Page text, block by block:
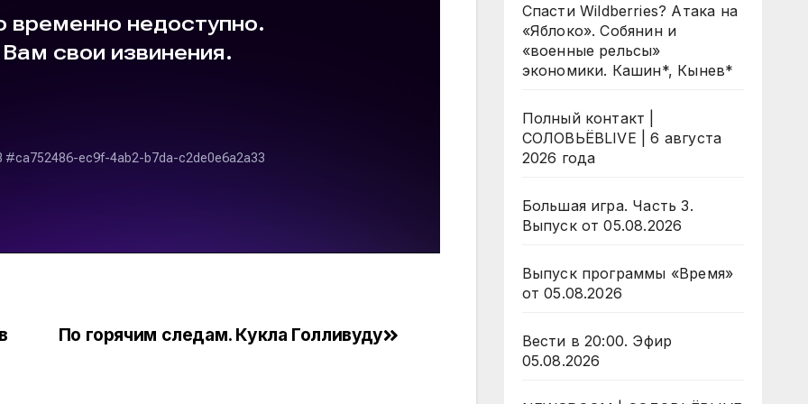
По горячим следам. Кукла Голливуду
Спасти Wildberries? Атака на
«Яблоко». Собянин и
«военные рельсы»
экономики. Кашин*, Кынев*
Полный контакт |
СОЛОВЬЁВLIVE | 6 августа
2026 года
Большая игра. Часть 3.
Выпуск от 05.08.2026
Выпуск программы «Время»
от 05.08.2026
Вести в 20:00. Эфир
05.08.2026